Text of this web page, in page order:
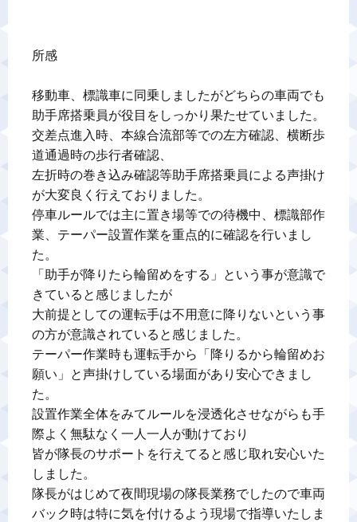
所感
移動車、標識車に同乗しましたがどちらの車両でも
助手席搭乗員が役目をしっかり果たせていました。
交差点進入時、本線合流部等での左方確認、横断歩
道通過時の歩行者確認、
左折時の巻き込み確認等助手席搭乗員による声掛け
が大変良く行えておりました。
停車ルールでは主に置き場等での待機中、標識部作
業、テーパー設置作業を重点的に確認を行いまし
た。
「助手が降りたら輪留めをする」という事が意識で
きていると感じましたが
大前提としての運転手は不用意に降りないという事
の方が意識されていると感じました。
テーパー作業時も運転手から「降りるから輪留めお
願い」と声掛けしている場面があり安心できまし
た。
設置作業全体をみてルールを浸透化させながらも手
際よく無駄なく一人一人が動けており
皆が隊長のサポートを行えてると感じ取れ安心いた
しました。
隊長がはじめて夜間現場の隊長業務でしたので車両
バック時は特に気を付けるよう現場で指導いたしま